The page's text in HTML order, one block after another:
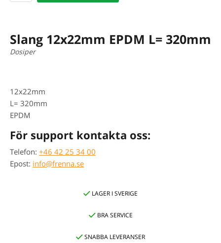
Slang 12x22mm EPDM L= 320mm
Dosiper
12x22mm
L= 320mm
EPDM
För support kontakta oss:
Telefon: +46 42 25 34 00
Epost: info@frenna.se
LAGER I SVERIGE
BRA SERVICE
SNABBA LEVERANSER